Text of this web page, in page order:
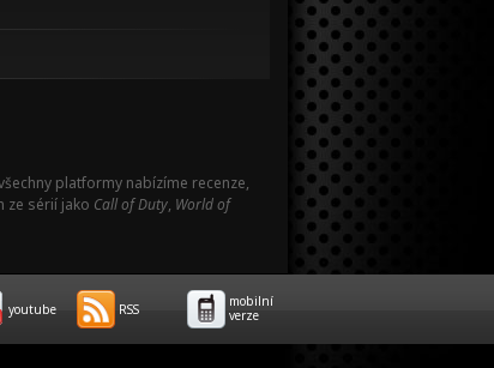
platformy nabízíme recenze,
ze sérií jako Call of Duty, World of
youtube RSS
mobilní
verze